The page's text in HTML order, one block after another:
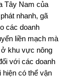
Tây Nam của
nhanh, gã
các doanh
liền mạch mà
khu vực nông
với các doanh
có thể vận